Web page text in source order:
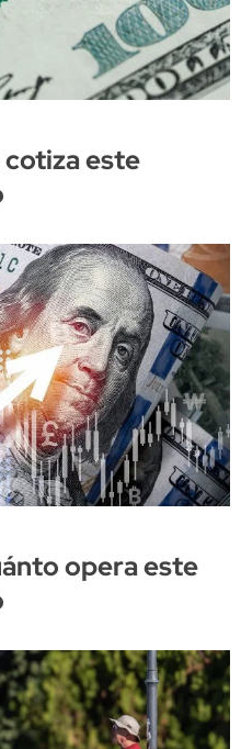
este
opera este